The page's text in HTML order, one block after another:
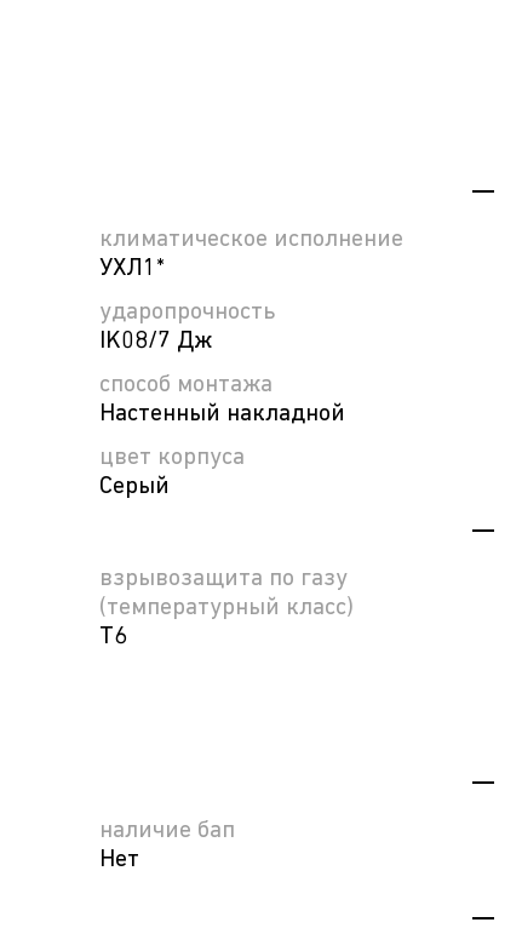
климатическое исполнение
УХЛ1*
ударопрочность
IK08/7 Дж
способ монтажа
Настенный накладной
цвет корпуса
Серый
взрывозащита по газу
(температурный класс)
T6
наличие бап
Нет